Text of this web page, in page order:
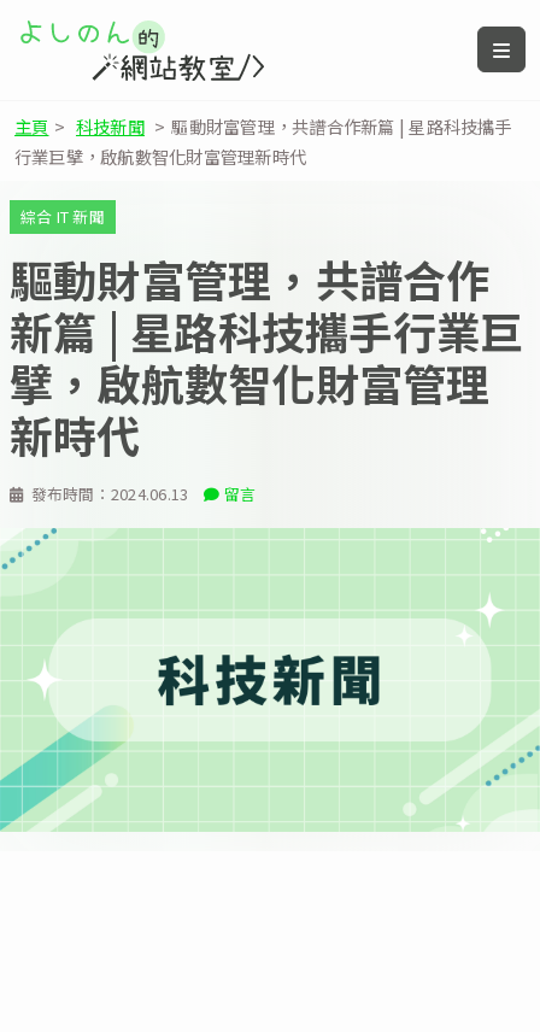
主頁 > 科技新聞 > 驅動財富管理，共譜合作新篇 | 星路科技攜手
行業巨擘，啟航數智化財富管理新時代
發布時間： 2024.06.13 留言
綜合 IT 新聞
驅動財富管理，共譜合作
新篇 | 星路科技攜手行業巨
擘，啟航數智化財富管理
新時代